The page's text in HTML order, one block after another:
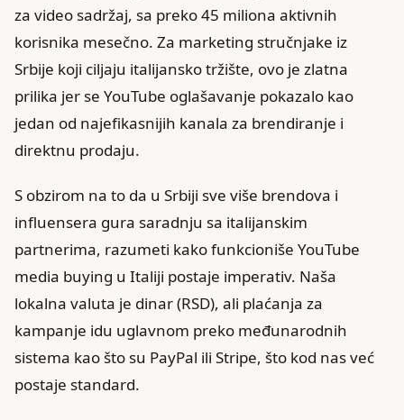
za video sadržaj, sa preko 45 miliona aktivnih
korisnika mesečno. Za marketing stručnjake iz
Srbije koji ciljaju italijansko tržište, ovo je zlatna
prilika jer se YouTube oglašavanje pokazalo kao
jedan od najefikasnijih kanala za brendiranje i
direktnu prodaju.
S obzirom na to da u Srbiji sve više brendova i
influensera gura saradnju sa italijanskim
partnerima, razumeti kako funkcioniše YouTube
media buying u Italiji postaje imperativ. Naša
lokalna valuta je dinar (RSD), ali plaćanja za
kampanje idu uglavnom preko međunarodnih
sistema kao što su PayPal ili Stripe, što kod nas već
postaje standard.